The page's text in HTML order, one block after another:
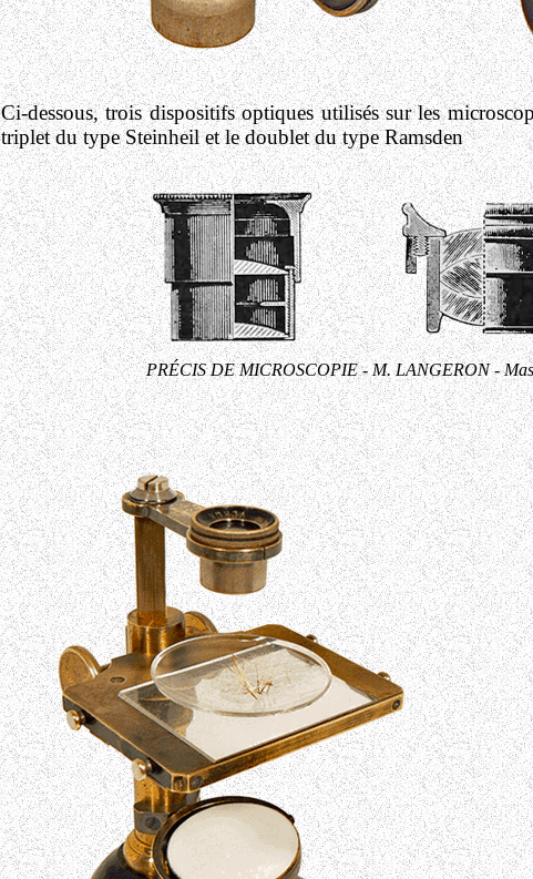
Ci-dessous, trois dispositifs optiques utilisés sur les
triplet du type Steinheil et le doublet du type Ramsden
PRÉCIS DE MICROSCOPIE - M. LANGERON -